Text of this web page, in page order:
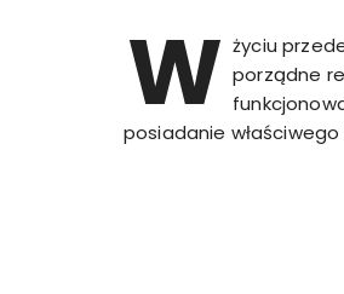
W życiu
porządne
posiadanie właściwego